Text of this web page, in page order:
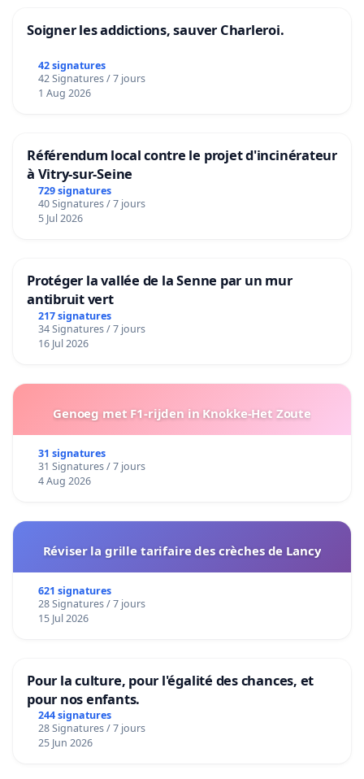
Soigner les addictions, sauver Charleroi.
42 signatures
42 Signatures / 7 jours
1 Aug 2026
Référendum local contre le projet d'incinérateur
à Vitry-sur-Seine
729 signatures
40 Signatures / 7 jours
5 Jul 2026
Protéger la vallée de la Senne par un mur
antibruit vert
217 signatures
34 Signatures / 7 jours
16 Jul 2026
Genoeg met F1-rijden in Knokke-Het Zoute
31 signatures
31 Signatures / 7 jours
4 Aug 2026
Réviser la grille tarifaire des crèches de Lancy
621 signatures
28 Signatures / 7 jours
15 Jul 2026
Pour la culture, pour l'égalité des chances, et
pour nos enfants.
244 signatures
28 Signatures / 7 jours
25 Jun 2026